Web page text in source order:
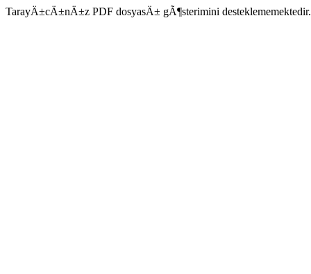
TarayÄ±cÄ±nÄ±z PDF dosyasÄ± gÃ¶sterimini